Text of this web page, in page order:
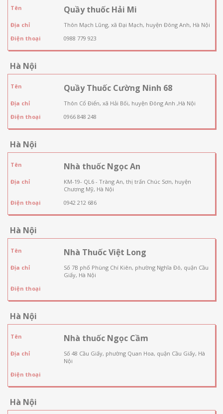
Tên Quầy thuốc Hải Mi
Địa chỉ
Thôn Mạch Lũng, xã Đại Mạch, huyện Đông Anh, Hà Nội
Điện thoại
0988 779 923
Hà Nội
Tên Quầy Thuốc Cường Ninh 68
Địa chỉ
Thôn Cổ Điển, xã Hải Bối, huyện Đông Anh ,Hà Nội
Điện thoại
0966 848 248
Hà Nội
Tên Nhà thuốc Ngọc An
Địa chỉ
KM-19- QL6 - Tràng An, thị trấn Chúc Sơn, huyện
Chương Mỹ, Hà Nội
Điện thoại
0942 212 686
Hà Nội
Tên Nhà Thuốc Việt Long
Địa chỉ
Số 7B phố Phùng Chí Kiên, phường Nghĩa Đô, quận Cầu
Giấy, Hà Nội
Điện thoại
Hà Nội
Tên Nhà thuốc Ngọc Cầm
Địa chỉ
Số 48 Cầu Giấy, phường Quan Hoa, quận Cầu Giấy, Hà
Nội
Điện thoại
Hà Nội